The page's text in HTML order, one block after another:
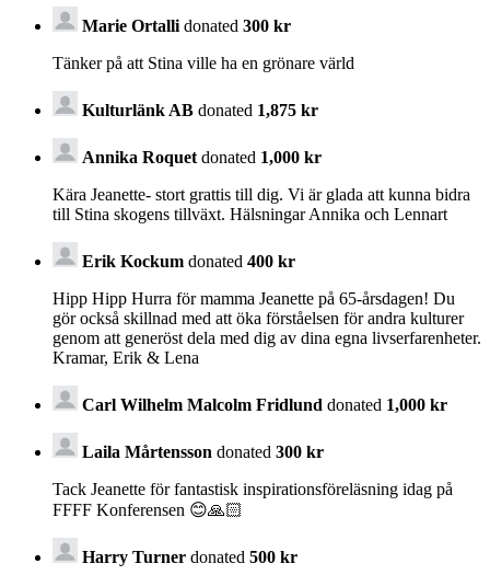
Marie Ortalli donated 300 kr
Tänker på att Stina ville ha en grönare värld
Kulturlänk AB donated 1,875 kr
Annika Roquet donated 1,000 kr
Kära Jeanette- stort grattis till dig. Vi är glada att kunna bidra
till Stina skogens tillväxt. Hälsningar Annika och Lennart
Erik Kockum donated 400 kr
Hipp Hipp Hurra för mamma Jeanette på 65-årsdagen! Du
gör också skillnad med att öka förståelsen för andra kulturer
genom att generöst dela med dig av dina egna livserfarenheter.
Kramar, Erik & Lena
Carl Wilhelm Malcolm Fridlund donated 1,000 kr
Laila Mårtensson donated 300 kr
Tack Jeanette för fantastisk inspirationsföreläsning idag på
FFFF Konferensen 😊🙏🏻
Harry Turner donated 500 kr